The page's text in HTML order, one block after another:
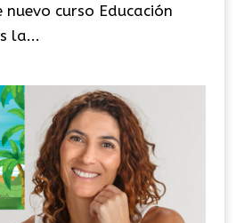
nuevo curso Educación
la...